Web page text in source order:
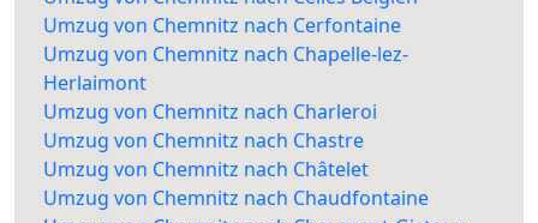
Umzug von Chemnitz nach Cerfontaine
Umzug von Chemnitz nach Chapelle-lez-
Herlaimont
Umzug von Chemnitz nach Charleroi
Umzug von Chemnitz nach Chastre
Umzug von Chemnitz nach Châtelet
Umzug von Chemnitz nach Chaudfontaine